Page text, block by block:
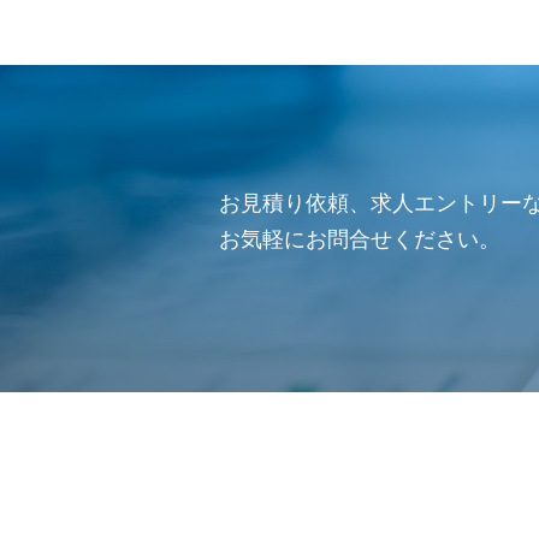
お見積り依頼、求人エントリー
お気軽にお問合せください。